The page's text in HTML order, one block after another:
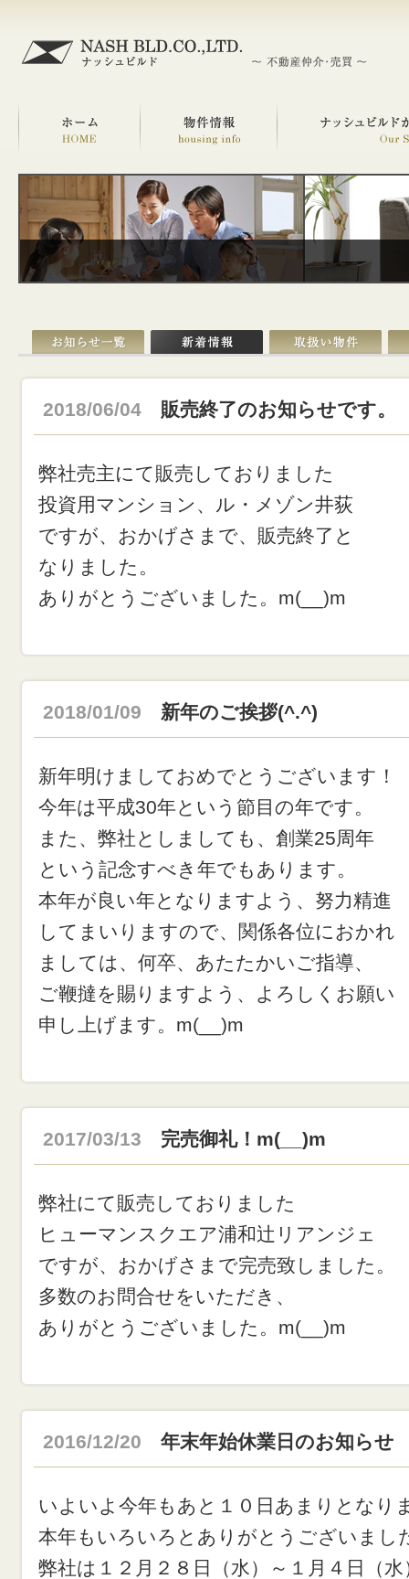
2018/06/04 販売終了のお知らせです。
弊社売主にて販売しておりました
投資用マンション、ル・メゾン井荻
ですが、おかげさまで、販売終了と
なりました。
ありがとうございました。m(__)m
2018/01/09 新年のご挨拶(^.^)
新年明けましておめでとうございます！
今年は平成30年という節目の年です。
また、弊社としましても、創業25周年
という記念すべき年でもあります。
本年が良い年となりますよう、努力精進
してまいりますので、関係各位におかれ
ましては、何卒、あたたかいご指導、
ご鞭撻を賜りますよう、よろしくお願い
申し上げます。m(__)m
2017/03/13 完売御礼！m(__)m
弊社にて販売しておりました
ヒューマンスクエア浦和辻リアンジェ
ですが、おかげさまで完売致しました。
多数のお問合せをいただき、
ありがとうございました。m(__)m
2016/12/20 年末年始休業日のお知らせ
いよいよ今年もあと１０日あまりとなり
本年もいろいろとありがとうございまし
弊社は１２月２８日（水）～１月４日（